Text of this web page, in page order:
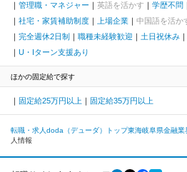
管理職・マネジャー
英語を活かす 学歴不問
社宅・家賃補助制度
上場企業 中国語を活か
完全週休2日制
職種未経験歓迎 土日祝休み
U・Iターン支援あり
ほかの固定給で探す
固定給25万円以上 固定給35万円以上
転職・求人doda（デューダ）トップ東海岐阜県金融業
人情報